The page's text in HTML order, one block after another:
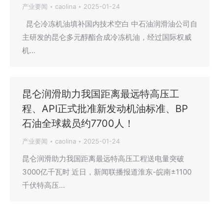
产业要闻 caolina 2025-01-24
昆仑冷冻机油填补国内技术空白 中石油润滑油公司自
主研发的昆仑多元醇酯合成冷冻机油，经过国际权威
机…
昆仑润滑助力我国距离最远特高压工
程、API正式批准新发动机油标准、BP
石油全球裁员约7700人！
产业要闻 caolina 2025-01-24
昆仑润滑助力我国距离最远特高压工程送电量突破
3000亿千瓦时 近日，新闻联播报道淮东-皖南±1100
千伏特高压…